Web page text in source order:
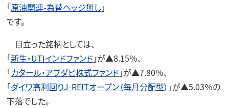
「原油関連-為替ヘッジ無し」
です。
目立った銘柄としては、
「新生・UTIインドファンド 」が▲8.15％、
「カタール・アブダビ株式ファンド 」が▲7.80％、
「ダイワ高利回りJ-REITオープン（毎月分配型） 」が▲5.03％の
下落でした。